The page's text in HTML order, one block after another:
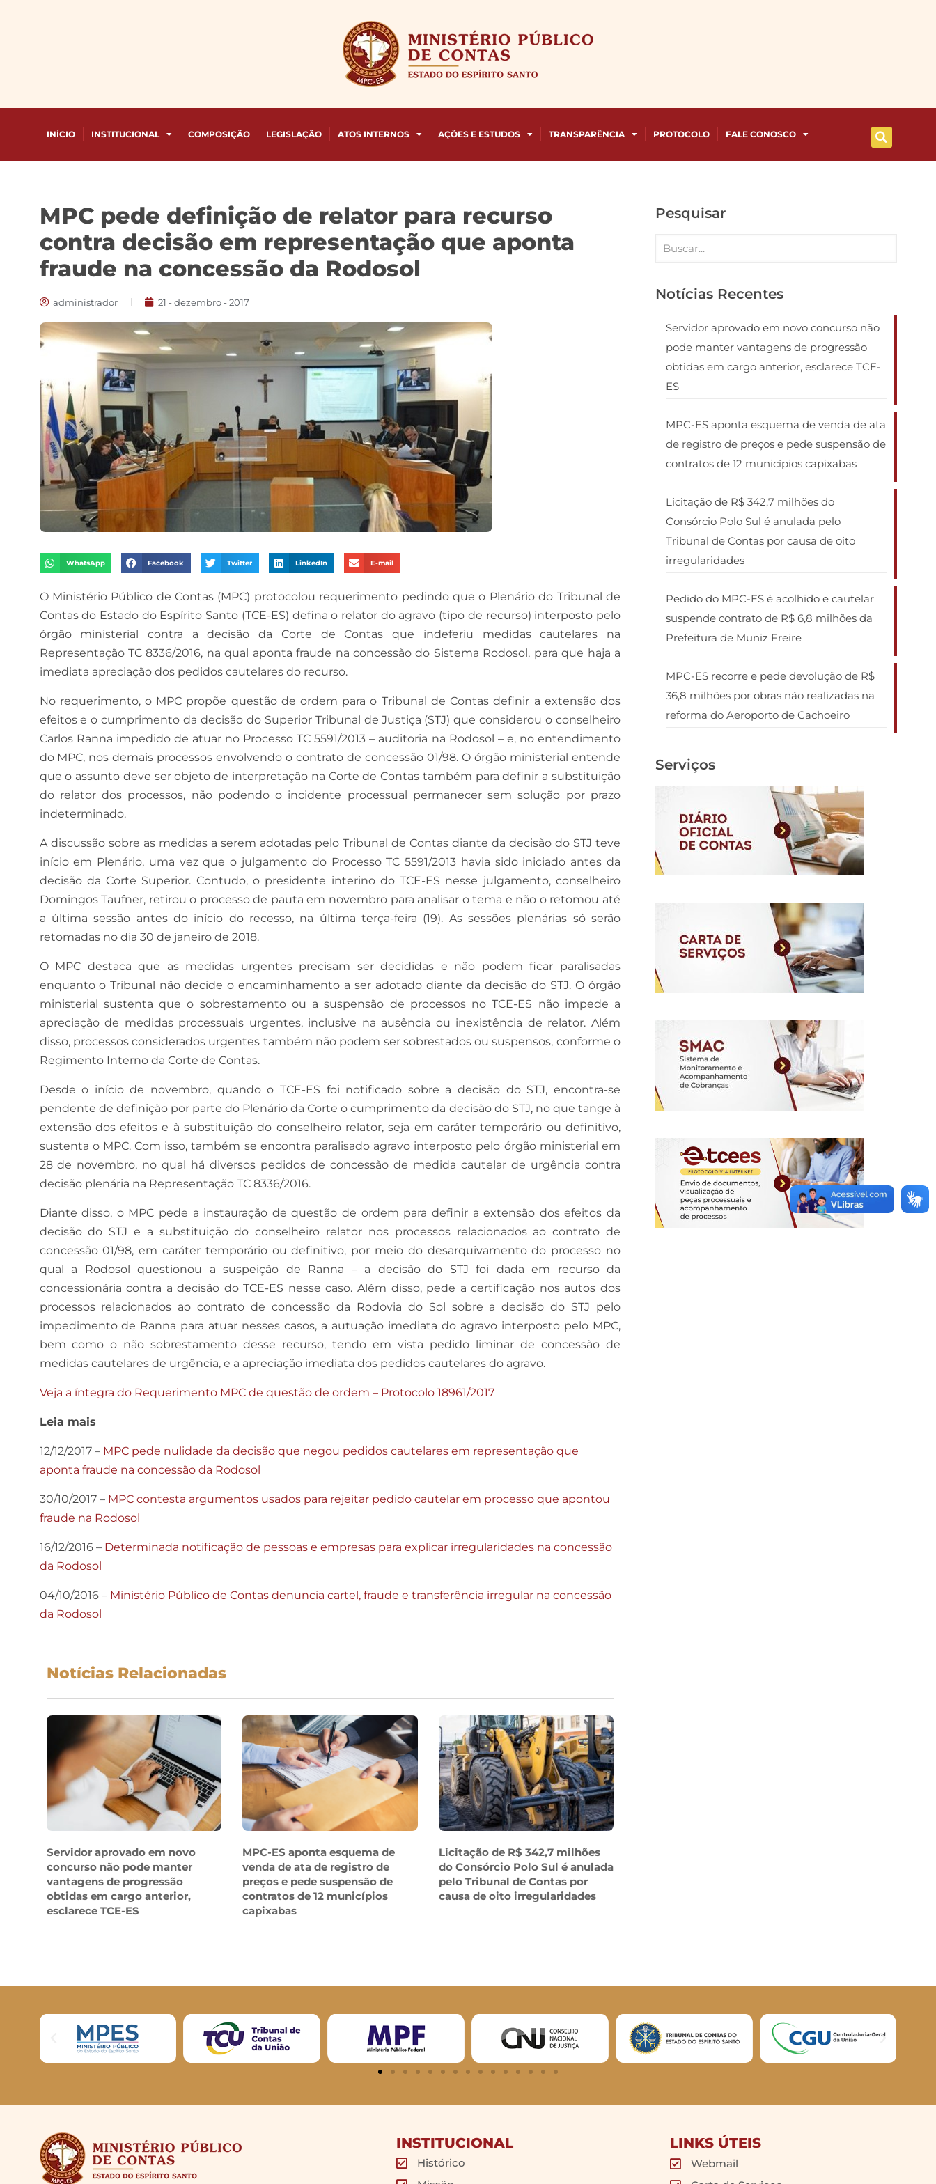
INÍCIO INSTITUCIONAL COMPOSIÇÃO LEGISLAÇÃO ATOS INTERNOS AÇÕES E ESTUDOS TRANSPARÊNCIA PROTOCOLO FALE CONOSCO
MPC pede definição de relator para recurso
contra decisão em representação que aponta
fraude na concessão da Rodosol
administrador 21 - dezembro - 2017
WhatsApp Facebook Twitter LinkedIn E-mail
O Ministério Público de Contas (MPC) protocolou requerimento pedindo que o Plenário do Tribunal de
Contas do Estado do Espírito Santo (TCE-ES) defina o relator do agravo (tipo de recurso) interposto pelo
órgão ministerial contra a decisão da Corte de Contas que indeferiu medidas cautelares na
Representação TC 8336/2016, na qual aponta fraude na concessão do Sistema Rodosol, para que haja a
imediata apreciação dos pedidos cautelares do recurso.
No requerimento, o MPC propõe questão de ordem para o Tribunal de Contas definir a extensão dos
efeitos e o cumprimento da decisão do Superior Tribunal de Justiça (STJ) que considerou o conselheiro
Carlos Ranna impedido de atuar no Processo TC 5591/2013 – auditoria na Rodosol – e, no entendimento
do MPC, nos demais processos envolvendo o contrato de concessão 01/98. O órgão ministerial entende
que o assunto deve ser objeto de interpretação na Corte de Contas também para definir a substituição
do relator dos processos, não podendo o incidente processual permanecer sem solução por prazo
indeterminado.
A discussão sobre as medidas a serem adotadas pelo Tribunal de Contas diante da decisão do STJ teve
início em Plenário, uma vez que o julgamento do Processo TC 5591/2013 havia sido iniciado antes da
decisão da Corte Superior. Contudo, o presidente interino do TCE-ES nesse julgamento, conselheiro
Domingos Taufner, retirou o processo de pauta em novembro para analisar o tema e não o retomou até
a última sessão antes do início do recesso, na última terça-feira (19). As sessões plenárias só serão
retomadas no dia 30 de janeiro de 2018.
O MPC destaca que as medidas urgentes precisam ser decididas e não podem ficar paralisadas
enquanto o Tribunal não decide o encaminhamento a ser adotado diante da decisão do STJ. O órgão
ministerial sustenta que o sobrestamento ou a suspensão de processos no TCE-ES não impede a
apreciação de medidas processuais urgentes, inclusive na ausência ou inexistência de relator. Além
disso, processos considerados urgentes também não podem ser sobrestados ou suspensos, conforme o
Regimento Interno da Corte de Contas.
Desde o início de novembro, quando o TCE-ES foi notificado sobre a decisão do STJ, encontra-se
pendente de definição por parte do Plenário da Corte o cumprimento da decisão do STJ, no que tange à
extensão dos efeitos e à substituição do conselheiro relator, seja em caráter temporário ou definitivo,
sustenta o MPC. Com isso, também se encontra paralisado agravo interposto pelo órgão ministerial em
28 de novembro, no qual há diversos pedidos de concessão de medida cautelar de urgência contra
decisão plenária na Representação TC 8336/2016.
Diante disso, o MPC pede a instauração de questão de ordem para definir a extensão dos efeitos da
decisão do STJ e a substituição do conselheiro relator nos processos relacionados ao contrato de
concessão 01/98, em caráter temporário ou definitivo, por meio do desarquivamento do processo no
qual a Rodosol questionou a suspeição de Ranna – a decisão do STJ foi dada em recurso da
concessionária contra a decisão do TCE-ES nesse caso. Além disso, pede a certificação nos autos dos
processos relacionados ao contrato de concessão da Rodovia do Sol sobre a decisão do STJ pelo
impedimento de Ranna para atuar nesses casos, a autuação imediata do agravo interposto pelo MPC,
bem como o não sobrestamento desse recurso, tendo em vista pedido liminar de concessão de
medidas cautelares de urgência, e a apreciação imediata dos pedidos cautelares do agravo.
Veja a íntegra do Requerimento MPC de questão de ordem – Protocolo 18961/2017
Leia mais
12/12/2017 – MPC pede nulidade da decisão que negou pedidos cautelares em representação que
aponta fraude na concessão da Rodosol
30/10/2017 – MPC contesta argumentos usados para rejeitar pedido cautelar em processo que apontou
fraude na Rodosol
16/12/2016 – Determinada notificação de pessoas e empresas para explicar irregularidades na concessão
da Rodosol
04/10/2016 – Ministério Público de Contas denuncia cartel, fraude e transferência irregular na concessão
da Rodosol
Notícias Relacionadas
Servidor aprovado em novo
concurso não pode manter
vantagens de progressão
obtidas em cargo anterior,
esclarece TCE-ES
MPC-ES aponta esquema de
venda de ata de registro de
preços e pede suspensão de
contratos de 12 municípios
capixabas
Licitação de R$ 342,7 milhões
do Consórcio Polo Sul é anulada
pelo Tribunal de Contas por
causa de oito irregularidades
Pesquisar
Notícias Recentes
Servidor aprovado em novo concurso não
pode manter vantagens de progressão
obtidas em cargo anterior, esclarece TCE-
ES
MPC-ES aponta esquema de venda de ata
de registro de preços e pede suspensão de
contratos de 12 municípios capixabas
Licitação de R$ 342,7 milhões do
Consórcio Polo Sul é anulada pelo
Tribunal de Contas por causa de oito
irregularidades
Pedido do MPC-ES é acolhido e cautelar
suspende contrato de R$ 6,8 milhões da
Prefeitura de Muniz Freire
MPC-ES recorre e pede devolução de R$
36,8 milhões por obras não realizadas na
reforma do Aeroporto de Cachoeiro
Serviços
INSTITUCIONAL
Histórico
LINKS ÚTEIS
Webmail